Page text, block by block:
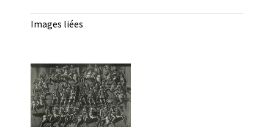
Images liées